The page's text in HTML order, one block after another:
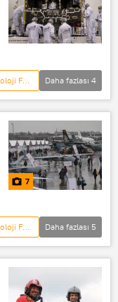
TEKNOFEST İSTANBUL Havacılık, Uzay ve Teknoloji Festivali
Daha fazlası 4
7
TEKNOFEST İSTANBUL Havacılık, Uzay ve Teknoloji Festivali
Daha fazlası 5